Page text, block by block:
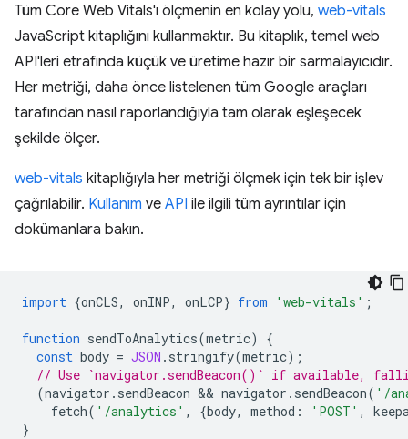
Tüm Core Web Vitals'ı ölçmenin en kolay yolu, web-vitals
JavaScript kitaplığını kullanmaktır. Bu kitaplık, temel web
API'leri etrafında küçük ve üretime hazır bir sarmalayıcıdır.
Her metriği, daha önce listelenen tüm Google araçları
tarafından nasıl raporlandığıyla tam olarak eşleşecek
şekilde ölçer.
web-vitals kitaplığıyla her metriği ölçmek için tek bir işlev
çağrılabilir. Kullanım ve API ile ilgili tüm ayrıntılar için
dokümanlara bakın.
import {onCLS, onINP, onLCP} from 'web-vitals' ;
function sendToAnalytics(metric)
{
const body = JSON . stringify(metric);
// Use `navigator.sendBeacon()` if available,
(navigator . sendBeacon && navigator . sendBeacon( '/
fetch( '/analytics' , {body, method : 'POST' ,
}